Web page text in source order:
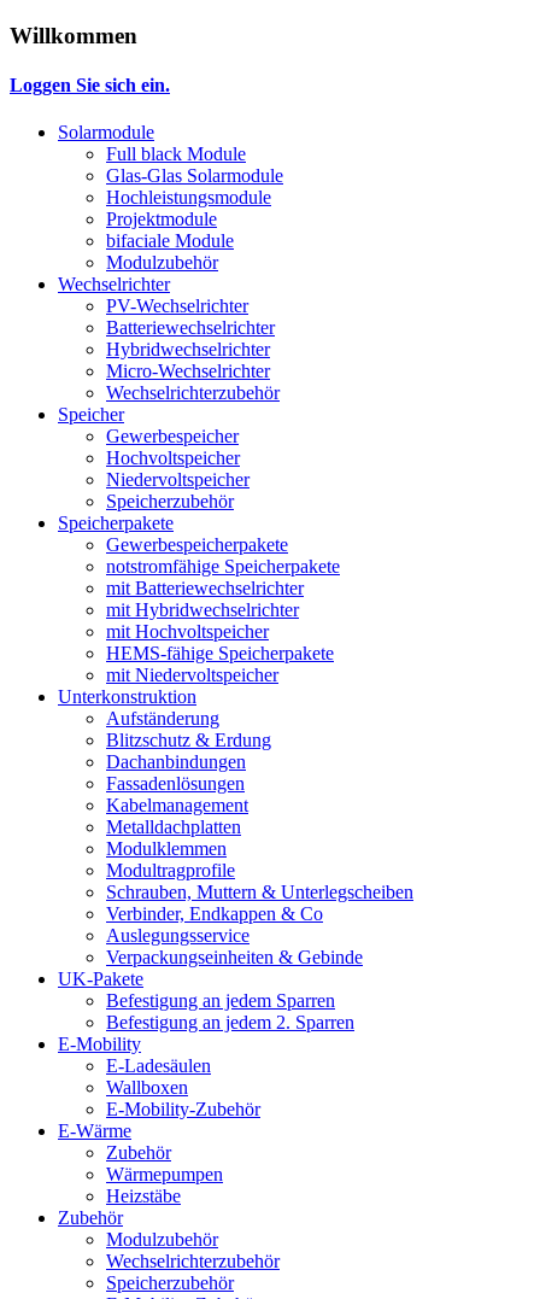
Willkommen
Loggen Sie sich ein.
Solarmodule
Full black Module
Glas-Glas Solarmodule
Hochleistungsmodule
Projektmodule
bifaciale Module
Modulzubehör
Wechselrichter
PV-Wechselrichter
Batteriewechselrichter
Hybridwechselrichter
Micro-Wechselrichter
Wechselrichterzubehör
Speicher
Gewerbespeicher
Hochvoltspeicher
Niedervoltspeicher
Speicherzubehör
Speicherpakete
Gewerbespeicherpakete
notstromfähige Speicherpakete
mit Batteriewechselrichter
mit Hybridwechselrichter
mit Hochvoltspeicher
HEMS-fähige Speicherpakete
mit Niedervoltspeicher
Unterkonstruktion
Aufständerung
Blitzschutz & Erdung
Dachanbindungen
Fassadenlösungen
Kabelmanagement
Metalldachplatten
Modulklemmen
Modultragprofile
Schrauben, Muttern & Unterlegscheiben
Verbinder, Endkappen & Co
Auslegungsservice
Verpackungseinheiten & Gebinde
UK-Pakete
Befestigung an jedem Sparren
Befestigung an jedem 2. Sparren
E-Mobility
E-Ladesäulen
Wallboxen
E-Mobility-Zubehör
E-Wärme
Zubehör
Wärmepumpen
Heizstäbe
Zubehör
Modulzubehör
Wechselrichterzubehör
Speicherzubehör